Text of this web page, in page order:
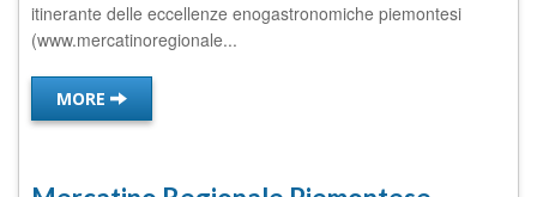
itinerante delle eccellenze enogastronomiche piemontesi
(www.mercatinoregionale...
MORE